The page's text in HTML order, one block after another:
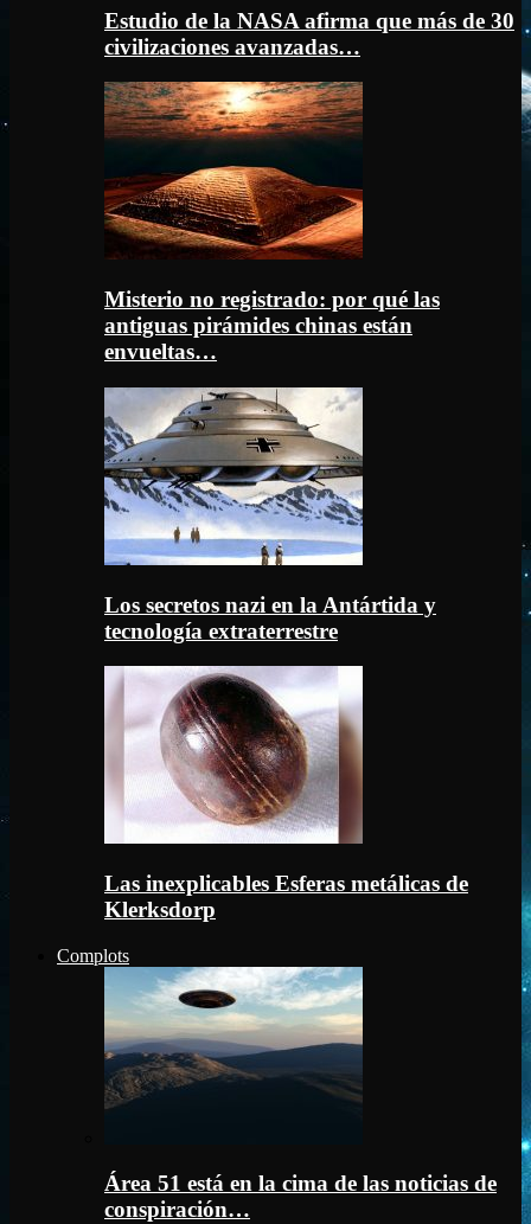
Estudio de la NASA afirma que más de 30
civilizaciones avanzadas…
Misterio no registrado: por qué las
antiguas pirámides chinas están
envueltas…
Los secretos nazi en la Antártida y
tecnología extraterrestre
Las inexplicables Esferas metálicas de
Klerksdorp
Complots
Área 51 está en la cima de las noticias de
conspiración…